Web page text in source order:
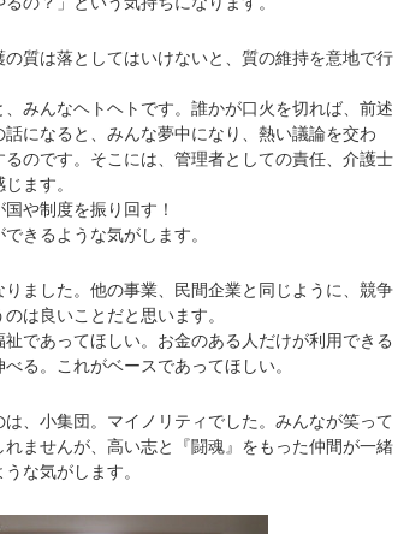
質は落としてはいけないと、質の維持を意地で行
みんなヘトヘトです。誰かが口火を切れば、前述
になると、みんな夢中になり、熱い議論を交わ
のです。そこには、管理者としての責任、介護士
ます。
や制度を振り回す！
きるような気がします。
ました。他の事業、民間企業と同じように、競争
は良いことだと思います。
であってほしい。お金のある人だけが利用できる
る。これがベースであってほしい。
、小集団。マイノリティでした。みんなが笑って
ませんが、高い志と『闘魂』をもった仲間が一緒
な気がします。